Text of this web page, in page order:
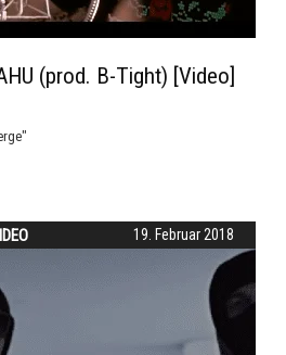
(prod. B-Tight) [Video]
19. Februar 2018